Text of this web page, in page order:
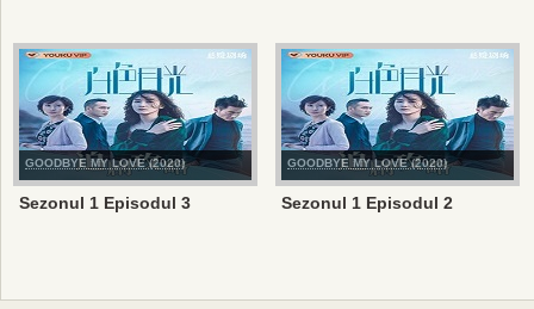
GOODBYE MY LOVE (2020)
Sezonul 1 Episodul 3
GOODBYE MY LOVE (2020)
Sezonul 1 Episodul 2